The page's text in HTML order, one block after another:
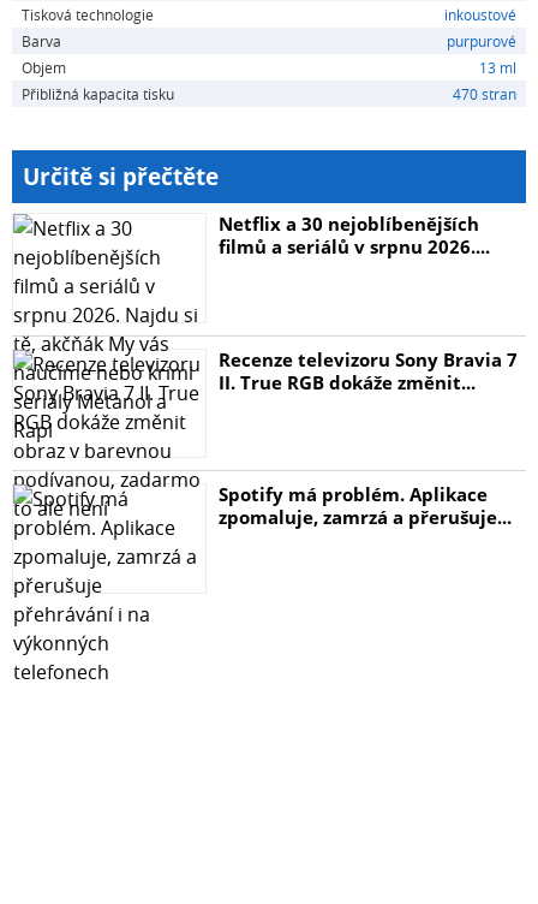
Tisková technologie
inkoustové
Barva
purpurové
Objem
13 ml
Přibližná kapacita tisku
470 stran
Určitě si přečtěte
Netflix a 30 nejoblíbenějších
filmů a seriálů v srpnu 2026....
Recenze televizoru Sony Bravia 7
II. True RGB dokáže změnit...
Spotify má problém. Aplikace
zpomaluje, zamrzá a přerušuje...